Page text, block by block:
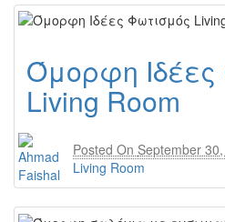
Όμορφη
Living Room
Posted On September
Living Room